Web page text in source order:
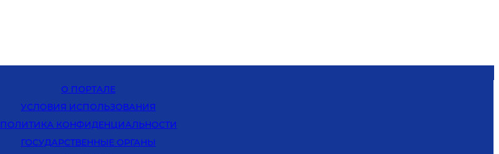
О ПОРТАЛЕ
УСЛОВИЯ ИСПОЛЬЗОВАНИЯ
ПОЛИТИКА КОНФИДЕНЦИАЛЬНОСТИ
ГОСУДАРСТВЕННЫЕ ОРГАНЫ